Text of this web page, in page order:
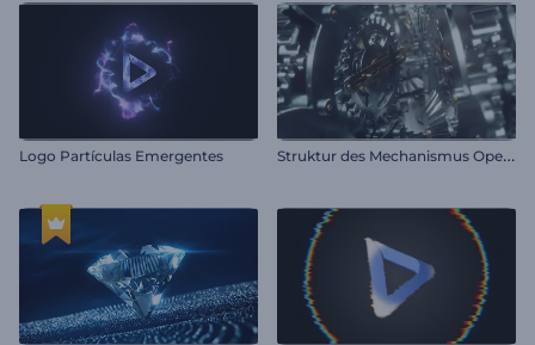
Logo Partículas Emergentes S
truktur des Mechanismus Opener